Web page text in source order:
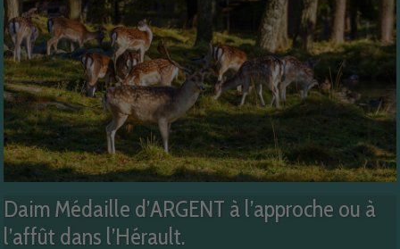
Daim Médaille d’ARGENT à l’approche ou à
l’affût dans l’Hérault.